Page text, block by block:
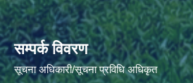
सम्पर्क विवरण
सूचना अधिकारी/सूचना प्रविधि अधिकृत